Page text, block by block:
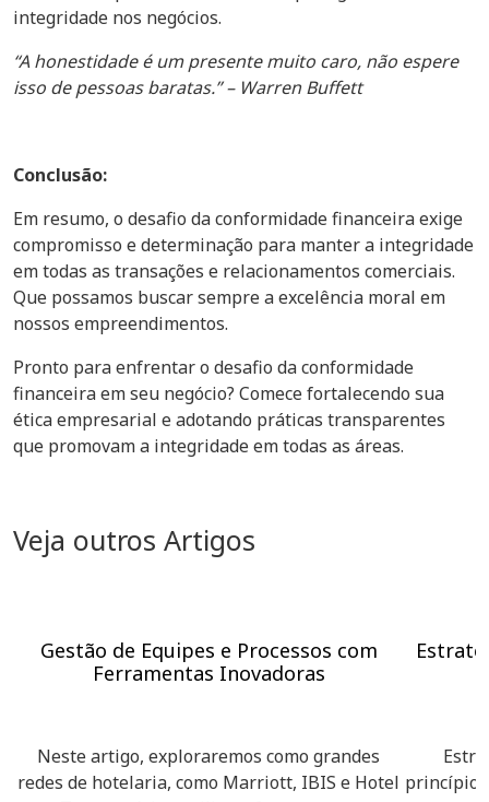
integridade nos negócios.
“A honestidade é um presente muito caro, não espere
isso de pessoas baratas.” – Warren Buffett
Conclusão:
Em resumo, o desafio da conformidade financeira exige
compromisso e determinação para manter a integridade
em todas as transações e relacionamentos comerciais.
Que possamos buscar sempre a excelência moral em
nossos empreendimentos.
Pronto para enfrentar o desafio da conformidade
financeira em seu negócio? Comece fortalecendo sua
ética empresarial e adotando práticas transparentes
que promovam a integridade em todas as áreas.
Veja outros Artigos
Gestão de Equipes e Processos com
Ferramentas Inovadoras
Neste artigo, exploraremos como grandes
redes de hotelaria, como Marriott, IBIS e Hotel